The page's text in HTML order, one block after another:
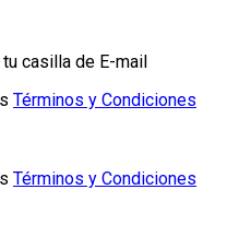
casilla de E-mail
Términos y Condiciones
Términos y Condiciones